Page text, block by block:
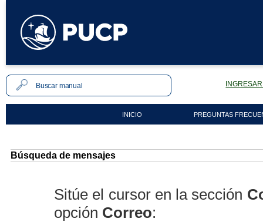
INICIO PREGUNTAS
Búsqueda de mensajes
Sitúe el cursor en la sección
opción Correo: